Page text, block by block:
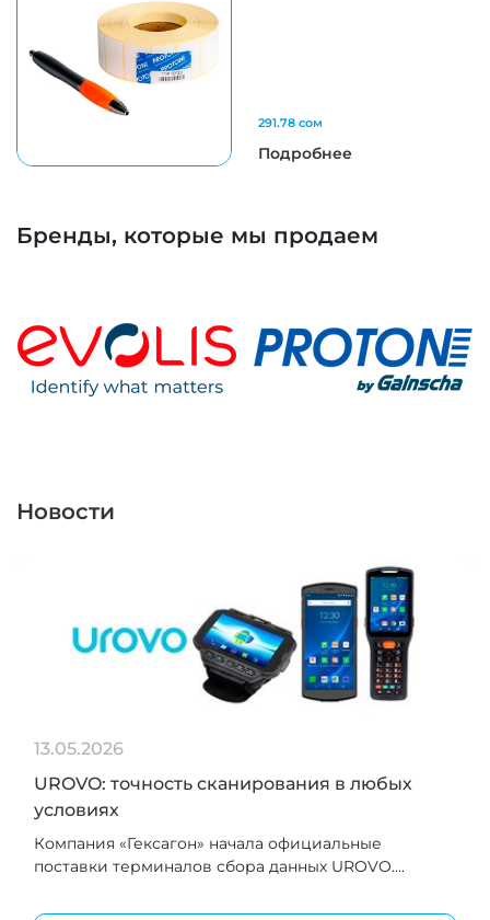
291.78 сом
Подробнее
Бренды, которые мы продаем
Новости
13.05.2026
UROVO: точность сканирования в любых
условиях
Компания «Гексагон» начала официальные
поставки терминалов сбора данных UROVO....